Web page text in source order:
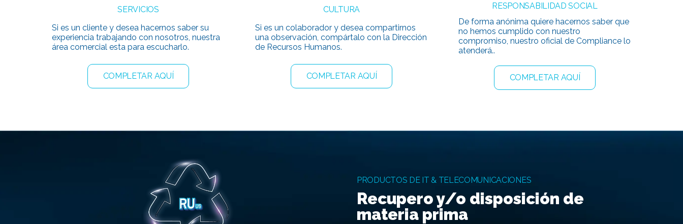
SERVICIOS
Si es un cliente y desea hacernos saber su
experiencia trabajando con nosotros, nuestra
área comercial esta para escucharlo.
COMPLETAR AQUÍ
CULTURA
Si es un colaborador y desea compartirnos
una observación, compártalo con la Dirección
de Recursos Humanos.
COMPLETAR AQUÍ
RESPONSABILIDAD SOCIAL
De forma anónima quiere hacernos saber que
no hemos cumplido con nuestro
compromiso, nuestro oficial de Compliance lo
atenderá..
COMPLETAR AQUÍ
PRODUCTOS DE IT & TELECOMUNICACIONES
Recupero y/o disposición de
materia prima